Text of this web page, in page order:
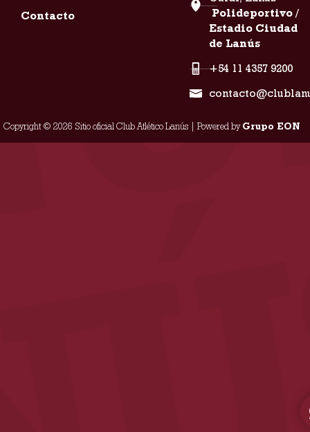
Contacto
Polideportivo /
Estadio Ciudad
de Lanús
+54 11 4357 9200
Copyright © 2026 Sitio oficial Club Atlético Lanús | Powered byGrupo EON